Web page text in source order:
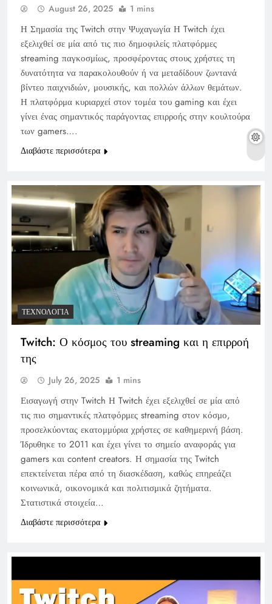
August 26, 2025 1 mins
Η Σημασία της Twitch στην Ψυχαγωγία Η Twitch έχει
εξελιχθεί σε μία από τις πιο δημοφιλείς πλατφόρμες
streaming παγκοσμίως, προσφέροντας στους χρήστες τη
δυνατότητα να παρακολουθούν ή να μεταδίδουν ζωντανά
βίντεο παιχνιδιών, μουσικής, και πολλών άλλων θεμάτων.
Η πλατφόρμα κυριαρχεί στον τομέα του gaming και έχει
γίνει ένας σημαντικός παράγοντας επιρροής στην κουλτούρα
των gamers….
Διαβάστε περισσότερα
ΤΕΧΝΟΛΟΓΊΑ
Twitch: Ο κόσμος του streaming και η επιρροή
της
July 26, 2025 1 mins
Εισαγωγή στην Twitch Η Twitch έχει εξελιχθεί σε μία από
τις πιο σημαντικές πλατφόρμες streaming στον κόσμο,
προσελκύοντας εκατομμύρια χρήστες σε καθημερινή βάση.
Ίδρυθηκε το 2011 και έχει γίνει το σημείο αναφοράς για
gamers και content creators. Η σημασία της Twitch
επεκτείνεται πέρα από τη διασκέδαση, καθώς επηρεάζει
κοινωνικά, οικονομικά και πολιτισμικά ζητήματα.
Στατιστικά στοιχεία…
Διαβάστε περισσότερα